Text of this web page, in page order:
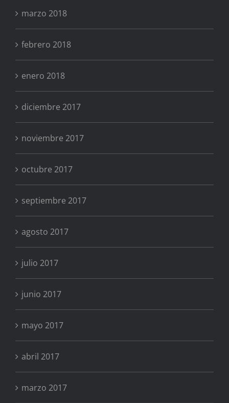
marzo 2018
febrero 2018
enero 2018
diciembre 2017
noviembre 2017
octubre 2017
septiembre 2017
agosto 2017
julio 2017
junio 2017
mayo 2017
abril 2017
marzo 2017